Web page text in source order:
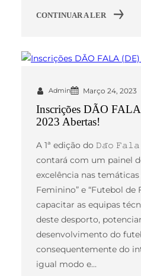
CONTINUAR A LER
Admin Março 24, 2023
Inscrições DÃO
2023 Abertas!
A 1ª edição do 𝙳𝚊̃𝚘
contará com um painel
excelência nas
Feminino” e “Futebol de
capacitar as equipas
deste desporto,
desenvolvimento do
consequentemente do
igual modo e…